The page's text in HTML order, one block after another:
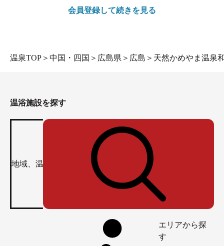
会員登録して続きを見る
温泉TOP ＞ 中国・四国 ＞ 広島県 ＞ 広島 ＞ 天然かめやま温泉
温浴施設を探す
エリアから探
す